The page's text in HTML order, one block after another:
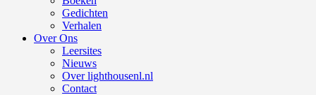
Gedichten
Verhalen
Over Ons
Leersites
Nieuws
Over lighthousenl.nl
Contact